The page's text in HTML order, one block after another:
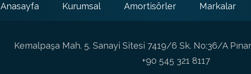
Anasayfa Kurumsal Amortisörler Markalar
Kemalpaşa Mah. 5. Sanayi Sitesi 7419/6 Sk. No:36/A
+90 545 321 8117